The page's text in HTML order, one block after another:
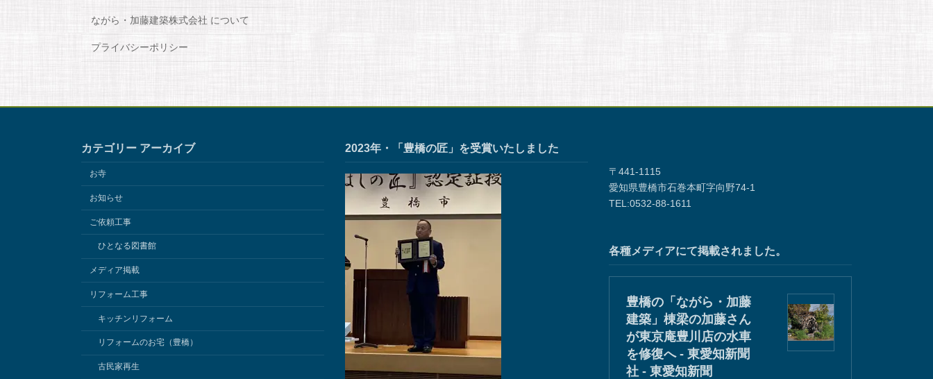
ながら・加藤建築株式会社 について
プライバシーポリシー
カテゴリー アーカイブ
お寺
お知らせ
ご依頼工事
ひとなる図書館
メディア掲載
リフォーム工事
キッチンリフォーム
リフォームのお宅（豊橋）
古民家再生
2023年・「豊橋の匠」を受賞いたしました
〒441-1115
愛知県豊橋市石巻本町字向野74-1
TEL:0532-88-1611
各種メディアにて掲載されました。
豊橋の「ながら・加藤
建築」棟梁の加藤さん
が東京庵豊川店の水車
を修復へ - 東愛知新聞
社 - 東愛知新聞